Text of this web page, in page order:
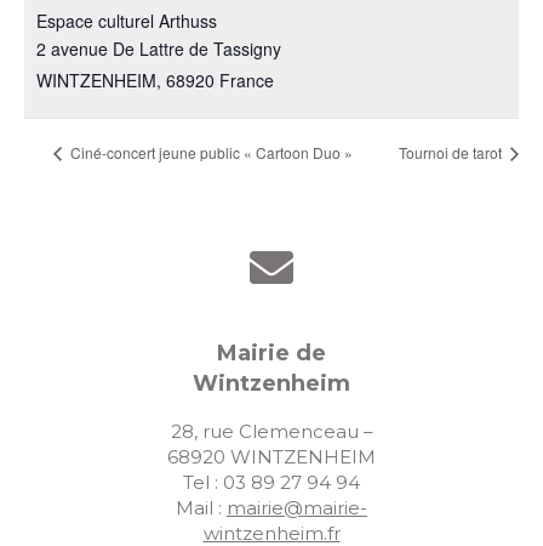
Espace culturel Arthuss
2 avenue De Lattre de Tassigny
WINTZENHEIM, 68920 France
Ciné-concert jeune public « Cartoon Duo » Tournoi de tarot
Mairie de
Wintzenheim
28, rue Clemenceau –
68920 WINTZENHEIM
Tel : 03 89 27 94 94
Mail : mairie@mairie-
wintzenheim.fr